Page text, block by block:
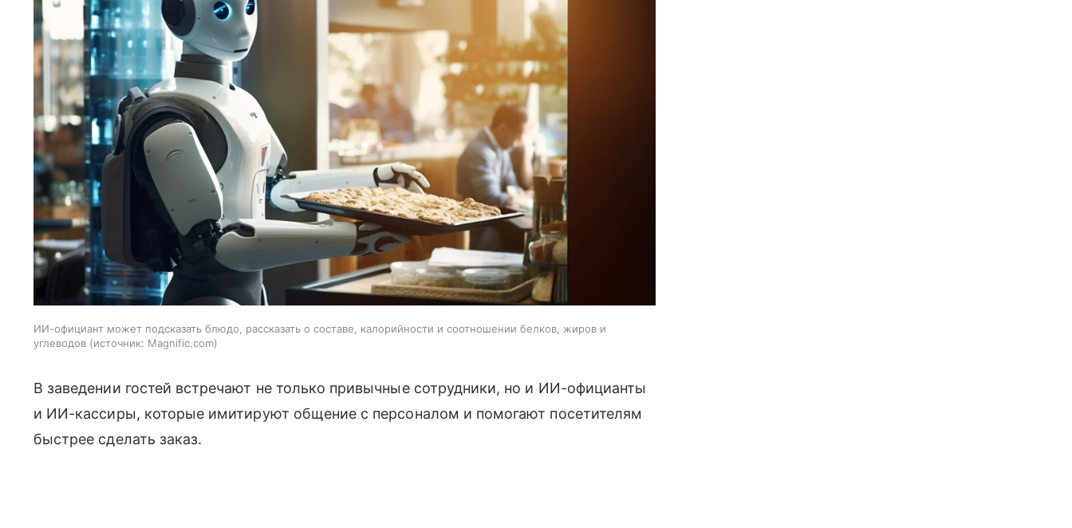
ИИ-официант может подсказать блюдо, рассказать о составе, калорийности и соотношении белков, жиров и
углеводов
источник: Magnific.com
В заведении гостей встречают не только привычные сотрудники, но и ИИ-официанты
и ИИ-кассиры, которые имитируют общение с персоналом и помогают посетителям
быстрее сделать заказ.